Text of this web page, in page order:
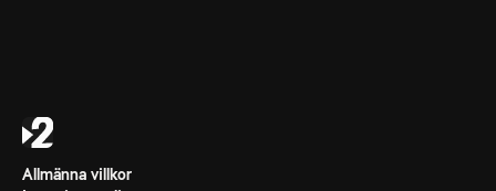
Allmänna villkor